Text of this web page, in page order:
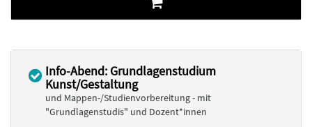
Info-Abend: Grundlagenstudium
Kunst/Gestaltung
und Mappen-/Studienvorbereitung - mit
"Grundlagenstudis" und Dozent*innen